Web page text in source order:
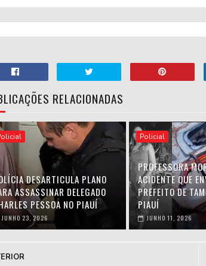
RELACIONADAS
DESARTICULA PLANO
ASSASSINAR DELEGADO
PESSOA NO PIAUÍ
JUNHO 23, 2026
Policial
PROFESSORA
ACIDENTE QUE
PREFEITO DE
PIAUÍ
JUNHO 11, 2026